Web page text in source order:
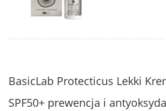
BasicLab Protecticus Lekki
SPF50+ prewencja i